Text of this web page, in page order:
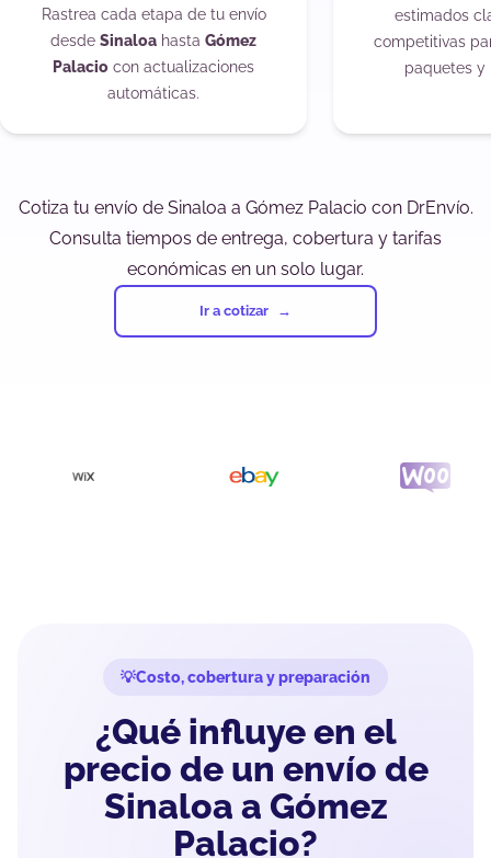
Rastrea cada etapa de tu envío
desde Sinaloa hasta Gómez
Palacio con actualizaciones
automáticas.
estimados
competitivas
paquetes y
Cotiza tu envío de Sinaloa a Gómez Palacio con DrEnvío.
Consulta tiempos de entrega, cobertura y tarifas
económicas en un solo lugar.
Ir a cotizar
Costo, cobertura y preparación
¿Qué influye en el
precio de un envío de
Sinaloa a Gómez
Palacio?